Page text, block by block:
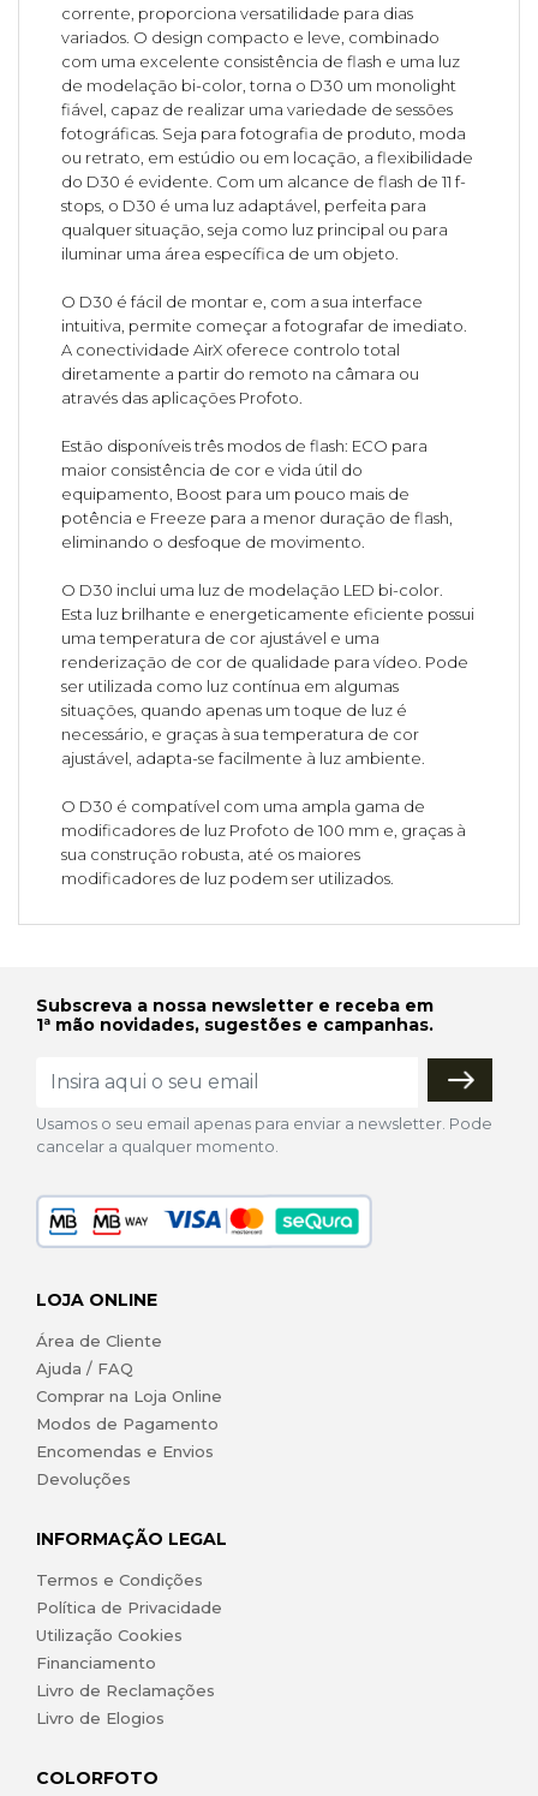
corrente, proporciona versatilidade para dias
variados. O design compacto e leve, combinado
com uma excelente consistência de flash e uma luz
de modelação bi-color, torna o D30 um monolight
fiável, capaz de realizar uma variedade de sessões
fotográficas. Seja para fotografia de produto, moda
ou retrato, em estúdio ou em locação, a flexibilidade
do D30 é evidente. Com um alcance de flash de 11 f-
stops, o D30 é uma luz adaptável, perfeita para
qualquer situação, seja como luz principal ou para
iluminar uma área específica de um objeto.
O D30 é fácil de montar e, com a sua interface
intuitiva, permite começar a fotografar de imediato.
A conectividade AirX oferece controlo total
diretamente a partir do remoto na câmara ou
através das aplicações Profoto.
Estão disponíveis três modos de flash: ECO para
maior consistência de cor e vida útil do
equipamento, Boost para um pouco mais de
potência e Freeze para a menor duração de flash,
eliminando o desfoque de movimento.
O D30 inclui uma luz de modelação LED bi-color.
Esta luz brilhante e energeticamente eficiente possui
uma temperatura de cor ajustável e uma
renderização de cor de qualidade para vídeo. Pode
ser utilizada como luz contínua em algumas
situações, quando apenas um toque de luz é
necessário, e graças à sua temperatura de cor
ajustável, adapta-se facilmente à luz ambiente.
O D30 é compatível com uma ampla gama de
modificadores de luz Profoto de 100 mm e, graças à
sua construção robusta, até os maiores
modificadores de luz podem ser utilizados.
Subscreva a nossa newsletter e receba em
1ª mão novidades, sugestões e campanhas.
Usamos o seu email apenas para enviar a newsletter. Pode
cancelar a qualquer momento.
LOJA ONLINE
Área de Cliente
Ajuda / FAQ
Comprar na Loja Online
Modos de Pagamento
Encomendas e Envios
Devoluções
INFORMAÇÃO LEGAL
Termos e Condições
Política de Privacidade
Utilização Cookies
Financiamento
Livro de Reclamações
Livro de Elogios
COLORFOTO